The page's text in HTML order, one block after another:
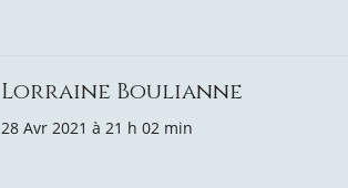
Lorraine Boulianne
28 Avr 2021 à 21 h 02 min